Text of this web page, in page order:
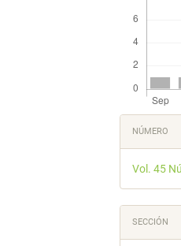
del
NÚMERO
Vol. 45
SECCIÓN